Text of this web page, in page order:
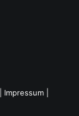
Impressum